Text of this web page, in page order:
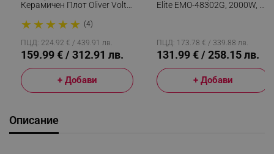
Керамичен Плот Oliver Voltz
90-230C, Вентилатор,
Осветление, Черен
★ ★ ★ ★ ★ (4)
ПЦД: 224.92 € / 439.91 лв.
159.99 € / 312.91 лв.
+ Добави
Elite EMO-48302G, 2000W, 48
ПЦД: 173.78 € / 339.88 лв.
131.99 € / 258.15 лв.
+ Добави
Описание